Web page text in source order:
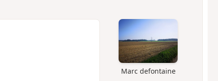
Marc defontaine